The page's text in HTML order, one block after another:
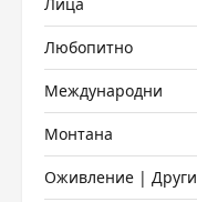
Любопитно
Международни
Монтана
Оживление | Други